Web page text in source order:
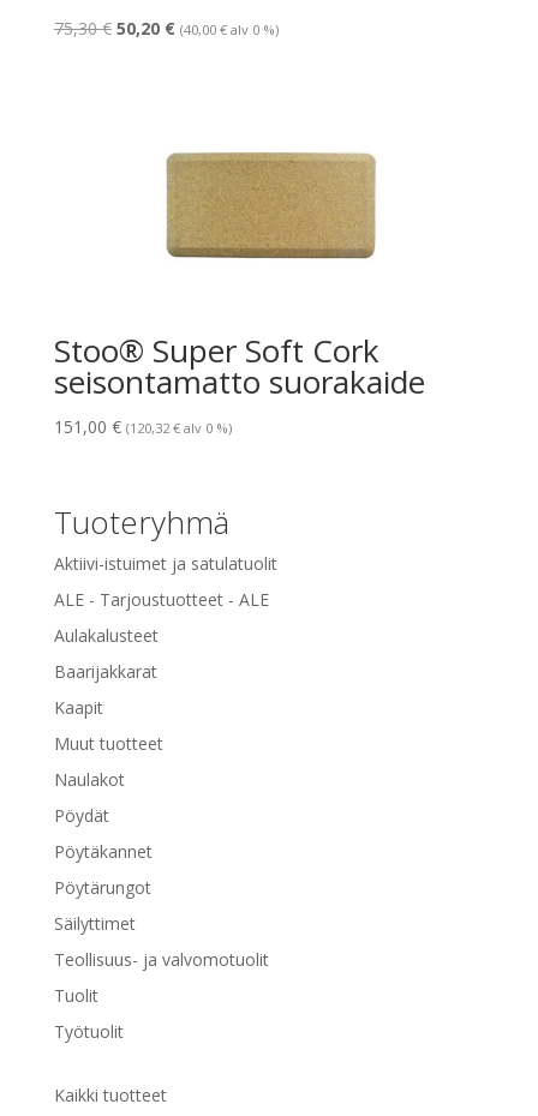
75,30€ Alkuperäinen
50,20 €Nykyinen
(40,00 €alv 0 %)
Stoo® Super Soft Cork
seisontamatto suorakaide
151,00 € (120,32€alv 0 %)
Tuoteryhmä
Aktiivi-istuimet ja satulatuolit
ALE - Tarjoustuotteet - ALE
Aulakalusteet
Baarijakkarat
Kaapit
Muut tuotteet
Naulakot
Pöydät
Pöytäkannet
Pöytärungot
Säilyttimet
Teollisuus- ja valvomotuolit
Tuolit
Työtuolit
Kaikki tuotteet